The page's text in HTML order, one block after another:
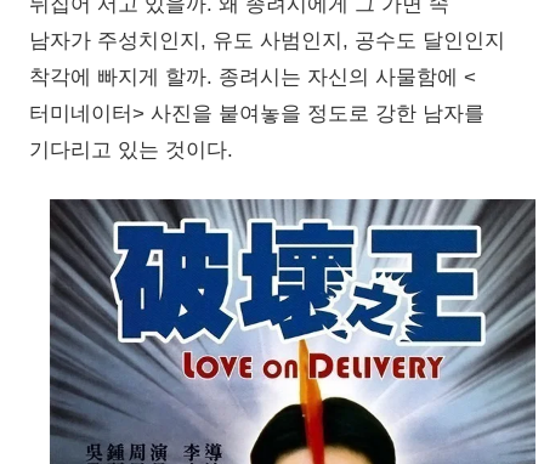
남자가 주성치인지, 유도 사범인지, 공수도 달인인지
착각에 빠지게 할까. 종려시는 자신의 사물함에 <
터미네이터> 사진을 붙여놓을 정도로 강한 남자를
기다리고 있는 것이다.